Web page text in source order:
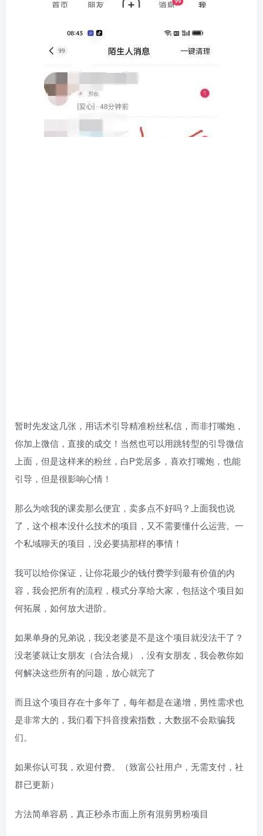
暂时先发这几张，用话术引导精准粉丝私信，而非打嘴炮，
你加上微信，直接的成交！当然也可以用跳转型的引导微信
上面，但是这样来的粉丝，白P党居多，喜欢打嘴炮，也能
引导，但是很影响心情！
那么为啥我的课卖那么便宜，卖多点不好吗？上面我也说
了，这个根本没什么技术的项目，又不需要懂什么运营。一
个私域聊天的项目，没必要搞那样的事情！
我可以给你保证，让你花最少的钱付费学到最有价值的内
容，我会把所有的流程，模式分享给大家，包括这个项目如
何拓展，如何放大进阶。
如果单身的兄弟说，我没老婆是不是这个项目就没法干了？
没老婆就让女朋友（合法合规），没有女朋友，我会教你如
何解决这些所有的问题，放心就完了
而且这个项目存在十多年了，每年都是在递增，男性需求也
是非常大的，我们看下抖音搜索指数，大数据不会欺骗我
们。
如果你认可我，欢迎付费。（致富公社用户，无需支付，社
群已更新）
方法简单容易，真正秒杀市面上所有混剪男粉项目